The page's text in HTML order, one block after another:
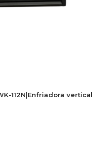
112N|Enfriadora vertical